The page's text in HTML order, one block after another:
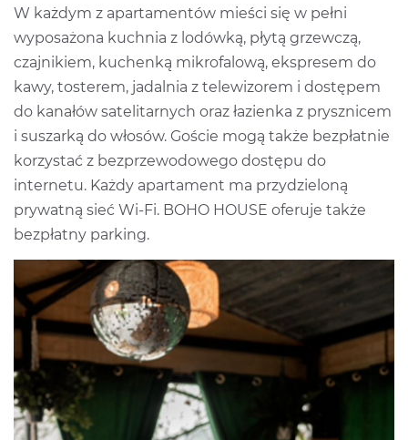
W każdym z apartamentów mieści się w pełni
wyposażona kuchnia z lodówką, płytą grzewczą,
czajnikiem, kuchenką mikrofalową, ekspresem do
kawy, tosterem, jadalnia z telewizorem i dostępem
do kanałów satelitarnych oraz łazienka z prysznicem
i suszarką do włosów. Goście mogą także bezpłatnie
korzystać z bezprzewodowego dostępu do
internetu. Każdy apartament ma przydzieloną
prywatną sieć Wi-Fi. BOHO HOUSE oferuje także
bezpłatny parking.